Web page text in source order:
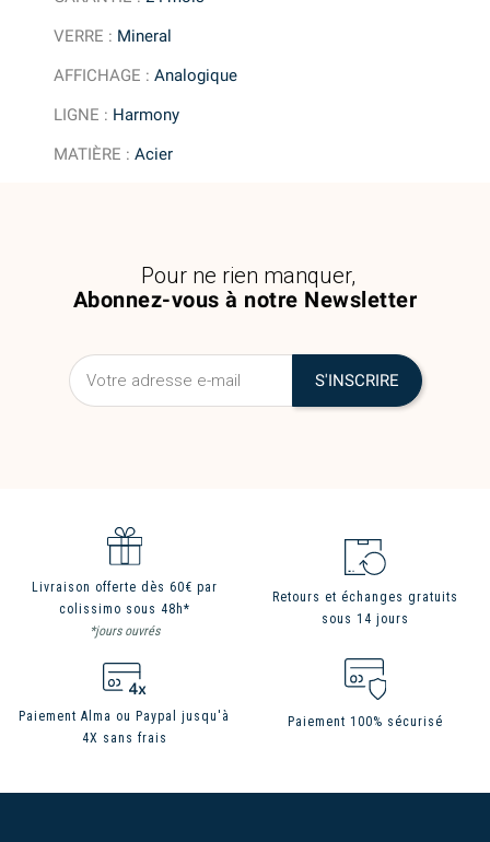
VERRE : Mineral
AFFICHAGE :Analogique
LIGNE : Harmony
MATIÈRE :Acier
Abonnez-vous à notre Newsletter
Pour ne rien manquer,
Livraison offerte dès 60€ par
colissimo sous 48h*
*jours ouvrés
Retours et échanges gratuits
sous 14 jours
Paiement Alma ou Paypal jusqu'à
4X sans frais
Paiement 100% sécurisé